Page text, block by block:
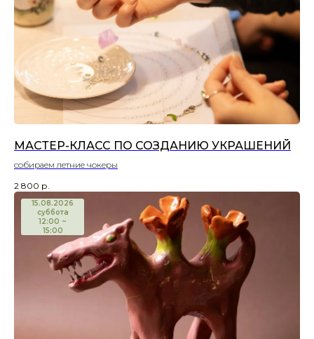
МАСТЕР-КЛАСС ПО СОЗДАНИЮ УКРАШЕНИЙ
собираем летние чокеры
2 800 р.
15.08.2026
суббота
12:00 ~
15:00